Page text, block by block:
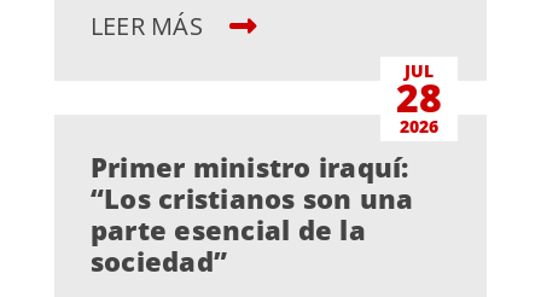
LEER MÁS
JUL
28
2026
Primer ministro iraquí:
“Los cristianos son una
parte esencial de la
sociedad”